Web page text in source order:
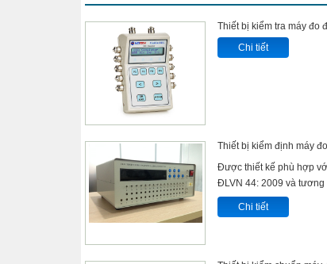
Thiết bị kiểm tra máy đo
Chi tiết
Thiết bị kiểm định máy
Được thiết kế phù hợp
ĐLVN 44: 2009 và tương
Chi tiết